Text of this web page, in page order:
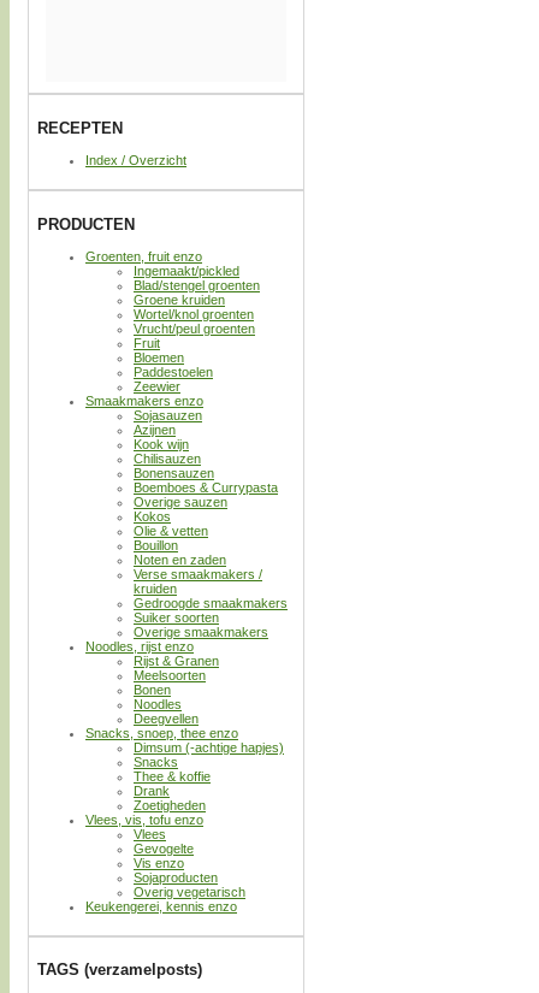
RECEPTEN
Index / Overzicht
PRODUCTEN
Groenten, fruit enzo
Ingemaakt/pickled
Blad/stengel groenten
Groene kruiden
Wortel/knol groenten
Vrucht/peul groenten
Fruit
Bloemen
Paddestoelen
Zeewier
Smaakmakers enzo
Sojasauzen
Azijnen
Kook wijn
Chilisauzen
Bonensauzen
Boemboes & Currypasta
Overige sauzen
Kokos
Olie & vetten
Bouillon
Noten en zaden
Verse smaakmakers /
kruiden
Gedroogde smaakmakers
Suiker soorten
Overige smaakmakers
Noodles, rijst enzo
Rijst & Granen
Meelsoorten
Bonen
Noodles
Deegvellen
Snacks, snoep, thee enzo
Dimsum (-achtige hapjes)
Snacks
Thee & koffie
Drank
Zoetigheden
Vlees, vis, tofu enzo
Vlees
Gevogelte
Vis enzo
Sojaproducten
Overig vegetarisch
Keukengerei, kennis enzo
TAGS (verzamelposts)